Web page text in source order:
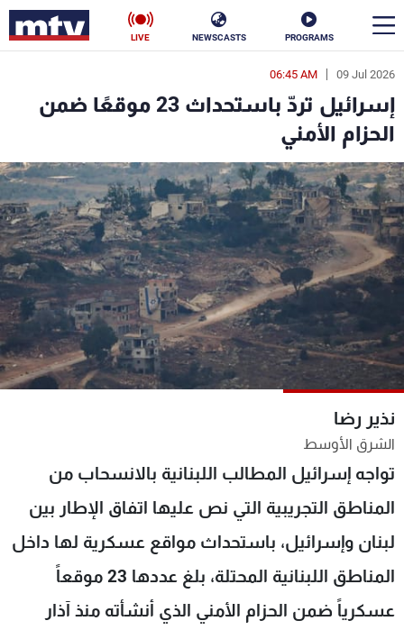
PROGRAMS
NEWSCASTS
LIVE
09 Jul 2026
06:45 AM
إسرائيل تردّ باستحداث 23 موقعًا ضمن
الحزام الأمني
نذير رضا
الشرق الأوسط
تواجه إسرائيل المطالب اللبنانية بالانسحاب من
المناطق التجريبية التي نص عليها اتفاق الإطار بين
لبنان وإسرائيل، باستحداث مواقع عسكرية لها داخل
المناطق اللبنانية المحتلة، بلغ عددها 23 موقعاً
عسكرياً ضمن الحزام الأمني الذي أنشأته منذ آذار
en
الأخبار
سياسة ناس
إقتصاد فن
منوعات رياضة
كأس العالم
البرامج
شاهد البرامج
الترددات
عن MTV
لاعلاناتكم
وظائف
شروط الإسـتخدام